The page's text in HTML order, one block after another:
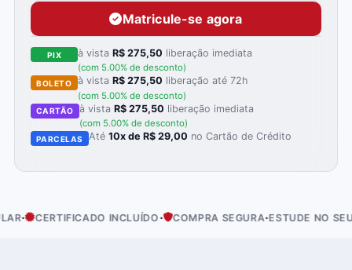
Matricule-se agora
PIX à vistaR$ 275,50 liberação imediata
(com 5.00% de desconto)
BOLETO à vistaR$ 275,50 liberação até 72h
(com 5.00% de desconto)
CARTÃO à vista R$ 275,50 liberação imediata
(com 5.00% de desconto)
PARCELAS Até10x de R$ 29,00 no Cartão de Crédito
CERTIFICADO INCLUÍDO· COMPRA SEGURA·ESTUDE NO SEU